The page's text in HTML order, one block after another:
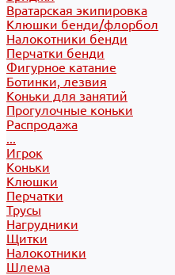
Вратарская экипировка
Клюшки бенди/флорбол
Налокотники бенди
Перчатки бенди
Фигурное катание
Ботинки, лезвия
Коньки для занятий
Прогулочные коньки
Распродажа
...
Игрок
Коньки
Клюшки
Перчатки
Трусы
Нагрудники
Щитки
Налокотники
Шлема